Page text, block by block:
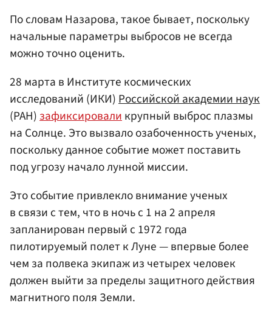
По словам Назарова, такое бывает, поскольку
начальные параметры выбросов не всегда
можно точно оценить.
28 марта в Институте космических
исследований (ИКИ)Российской академии наук
(РАН)зафиксироваликрупный выброс плазмы
на Солнце. Это вызвало озабоченность ученых,
поскольку данное событие может поставить
под угрозу начало лунной миссии.
Это событие привлекло внимание ученых
в связи с тем, что в ночь с 1 на 2 апреля
запланирован первый с 1972 года
пилотируемый полет к Луне — впервые более
чем за полвека экипаж из четырех человек
должен выйти за пределы защитного действия
магнитного поля Земли.